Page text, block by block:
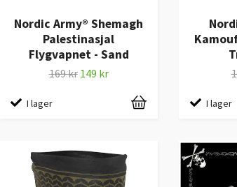
Nordic Army® Shemagh
Palestinasjal
Flygvapnet - Sand
169 kr 149 kr
I lager I lager